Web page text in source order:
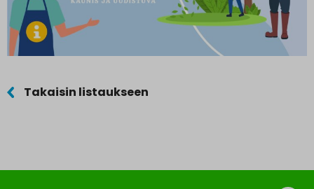
Takaisin listaukseen